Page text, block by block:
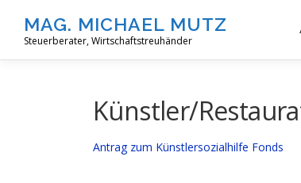
Inhalt
springen
MAG. MICHAEL MUTZ
Steuerberater, Wirtschaftstreuhänder
Künstler/
Antrag zum Künstlersozialhilfe Fonds